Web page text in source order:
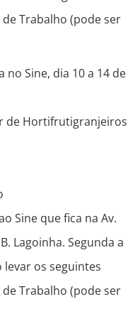
de Trabalho (pode ser
no Sine, dia 10 a 14 de
de Hortifrutigranjeiros
Sine que fica na Av.
Lagoinha. Segunda a
levar os seguintes
de Trabalho (pode ser